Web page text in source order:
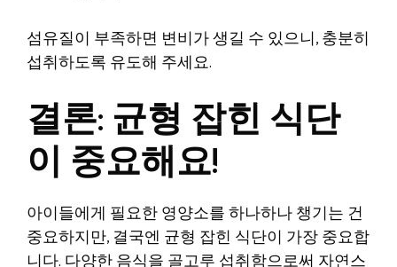
섬유질이 부족하면 변비가 생길 수 있으니, 충분히
섭취하도록 유도해 주세요.
결론: 균형 잡힌 식단
이 중요해요!
아이들에게 필요한 영양소를 하나하나 챙기는 건
중요하지만, 결국엔 균형 잡힌 식단이 가장 중요합
니다. 다양한 음식을 골고루 섭취함으로써 자연스